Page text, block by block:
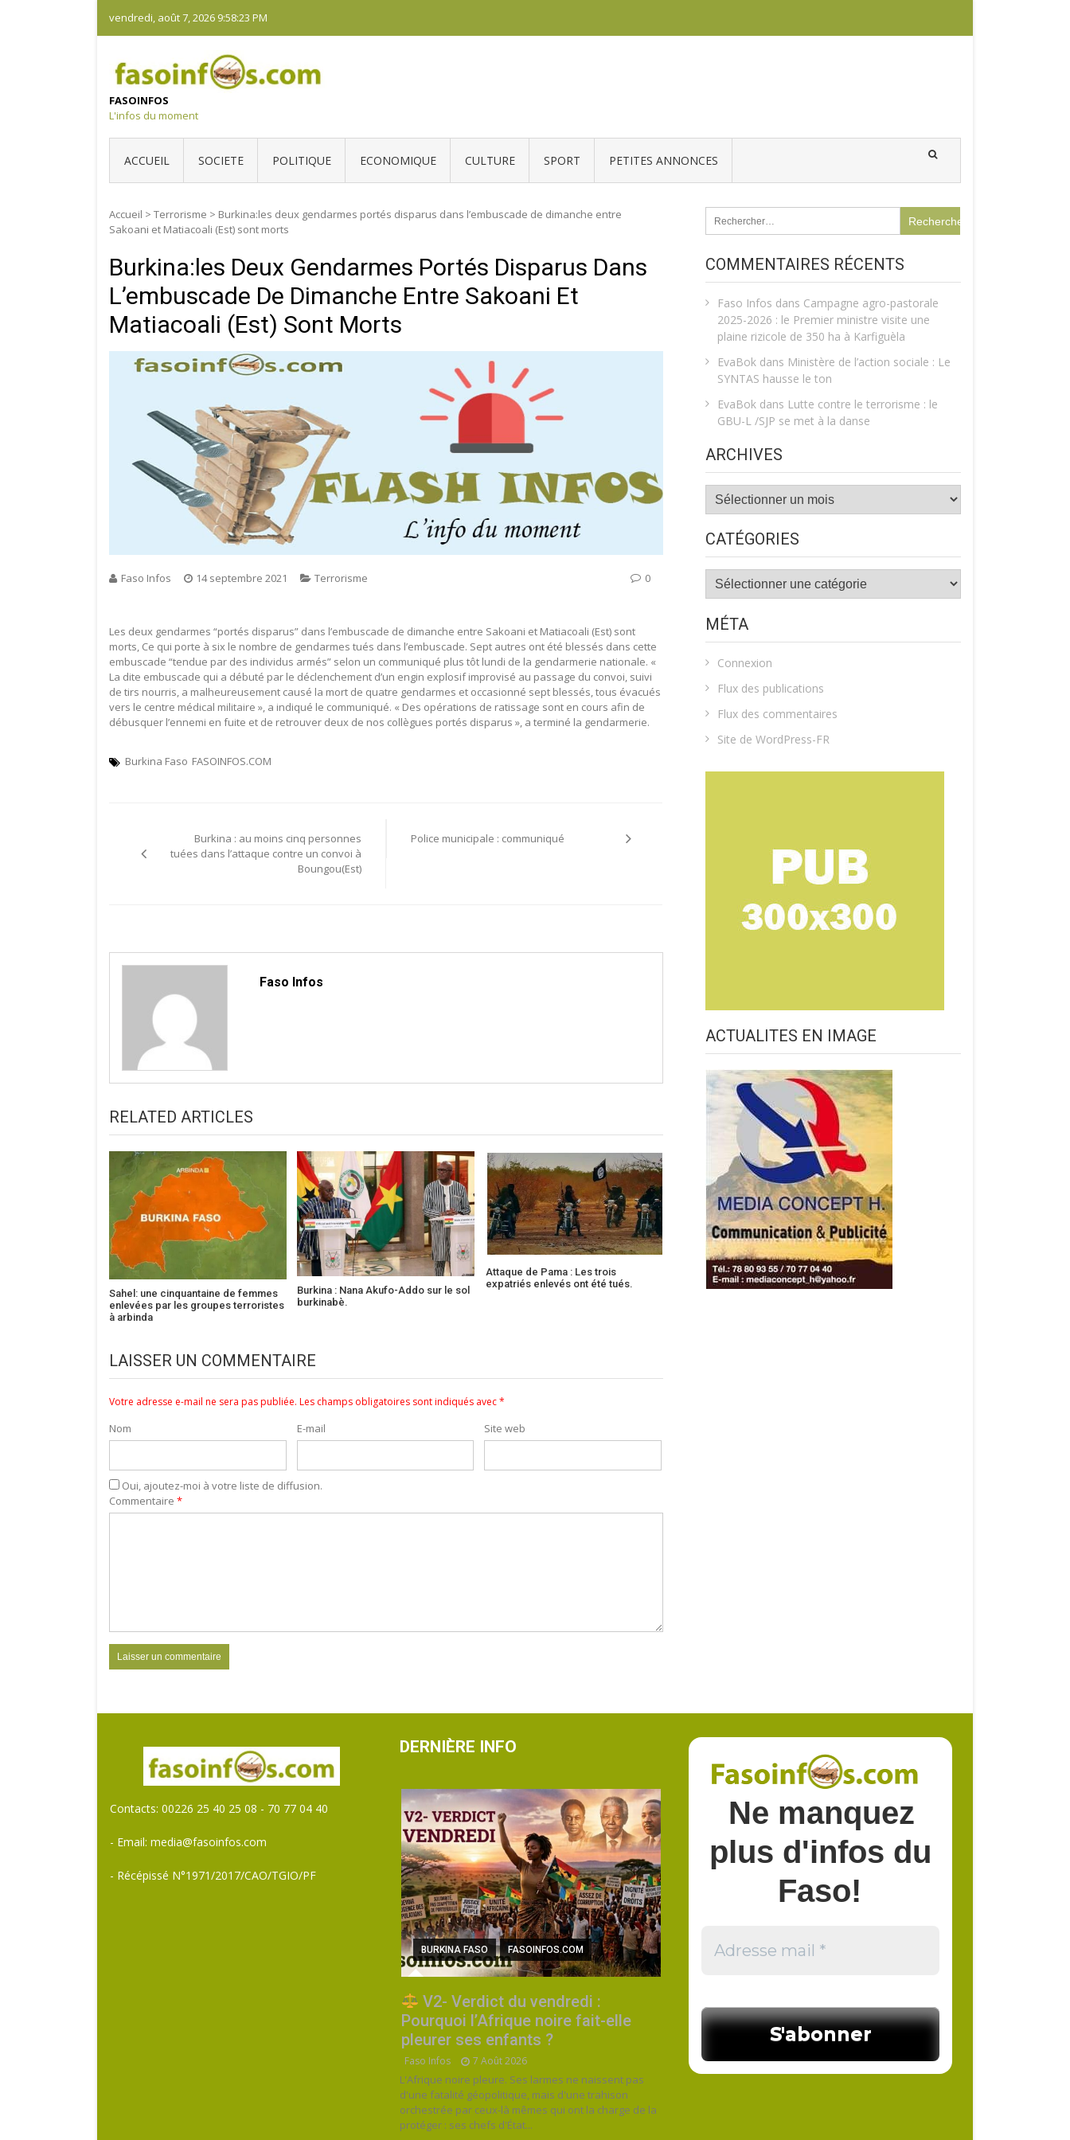
content
vendredi, août 7, 2026 9:58:24 PM
FASOINFOS
L'infos du moment
ACCUEIL SOCIETE POLITIQUE ECONOMIQUE CULTURE SPORT PETITES ANNONCES
Accueil > Terrorisme > Burkina:les deux gendarmes portés disparus dans l’embuscade de dimanche entre
Sakoani et Matiacoali (Est) sont morts
Burkina:les Deux Gendarmes Portés Disparus Dans
L’embuscade De Dimanche Entre Sakoani Et
Matiacoali (Est) Sont Morts
Faso Infos 14 septembre 2021 Terrorisme 0
Les deux gendarmes “portés disparus” dans l’embuscade de dimanche entre Sakoani et Matiacoali (Est) sont
morts, Ce qui porte à six le nombre de gendarmes tués dans l’embuscade. Sept autres ont été blessés dans cette
embuscade “tendue par des individus armés” selon un communiqué plus tôt lundi de la gendarmerie nationale. «
La dite embuscade qui a débuté par le déclenchement d’un engin explosif improvisé au passage du convoi, suivi
de tirs nourris, a malheureusement causé la mort de quatre gendarmes et occasionné sept blessés, tous évacués
vers le centre médical militaire », a indiqué le communiqué. « Des opérations de ratissage sont en cours afin de
débusquer l’ennemi en fuite et de retrouver deux de nos collègues portés disparus », a terminé la gendarmerie.
Burkina Faso FASOINFOS.COM
de
Burkina : au moins cinq personnes
tuées dans l’attaque contre un convoi à
Boungou(Est)
Police municipale : communiqué
Faso Infos
RELATED ARTICLES
Sahel: une cinquantaine de femmes
enlevées par les groupes terroristes
à arbinda
Burkina : Nana Akufo-Addo sur le sol
burkinabè.
Attaque de Pama : Les trois
expatriés enlevés ont été tués.
LAISSER UN COMMENTAIRE
Votre adresse e-mail ne sera pas publiée. Les champs obligatoires sont indiqués avec*
Nom E-mail Site web
Oui, ajoutez-moi à votre liste de diffusion.
Commentaire *
COMMENTAIRES RÉCENTS
Faso Infos dans Campagne agro-pastorale
2025-2026 : le Premier ministre visite une
plaine rizicole de 350 ha à Karfiguèla
EvaBok dans Ministère de l’action sociale : Le
SYNTAS hausse le ton
EvaBok dans Lutte contre le terrorisme : le
GBU-L /SJP se met à la danse
ARCHIVES
Archives
CATÉGORIES
Catégories
MÉTA
Connexion
Flux des publications
Flux des commentaires
Site de WordPress-FR
ACTUALITES EN IMAGE
Contacts: 00226 25 40 25 08 - 70 77 04 40
- Email: media@fasoinfos.com
- Récépissé N°1971/2017/CAO/TGIO/PF
DERNIÈRE INFO
BURKINA FASO FASOINFOS.COM
V2- Verdict du vendredi :
Pourquoi l’Afrique noire fait-elle
pleurer ses enfants ?
Faso Infos 7 Août 2026
L'Afrique noire pleure. Ses larmes ne naissent pas
d'une fatalité géopolitique, mais d'une trahison
orchestrée par ceux-là mêmes qui ont la charge de la
protéger : ses chefs d'État...
Ne manquez
plus d'infos du
Faso!